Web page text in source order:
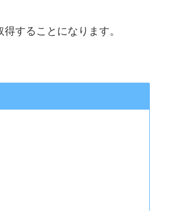
することになります。